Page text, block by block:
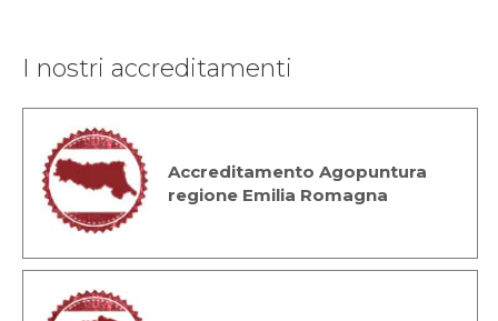
I nostri accreditamenti
Accreditamento Agopuntura
regione Emilia Romagna